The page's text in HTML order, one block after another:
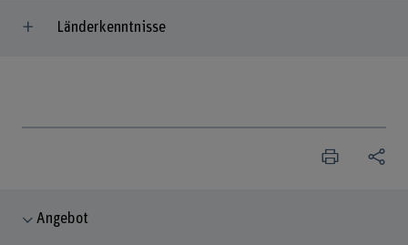
Länderkenntnisse
Angebot